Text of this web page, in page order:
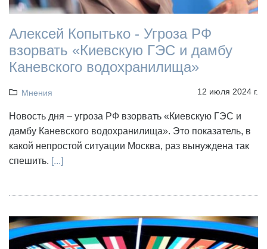
Алексей Копытько - Угроза РФ
взорвать «Киевскую ГЭС и дамбу
Каневского водохранилища»
Мнения 12 июля 2024 г.
Новость дня – угроза РФ взорвать «Киевскую ГЭС и
дамбу Каневского водохранилища». Это показатель, в
какой непростой ситуации Москва, раз вынуждена так
спешить. [...]